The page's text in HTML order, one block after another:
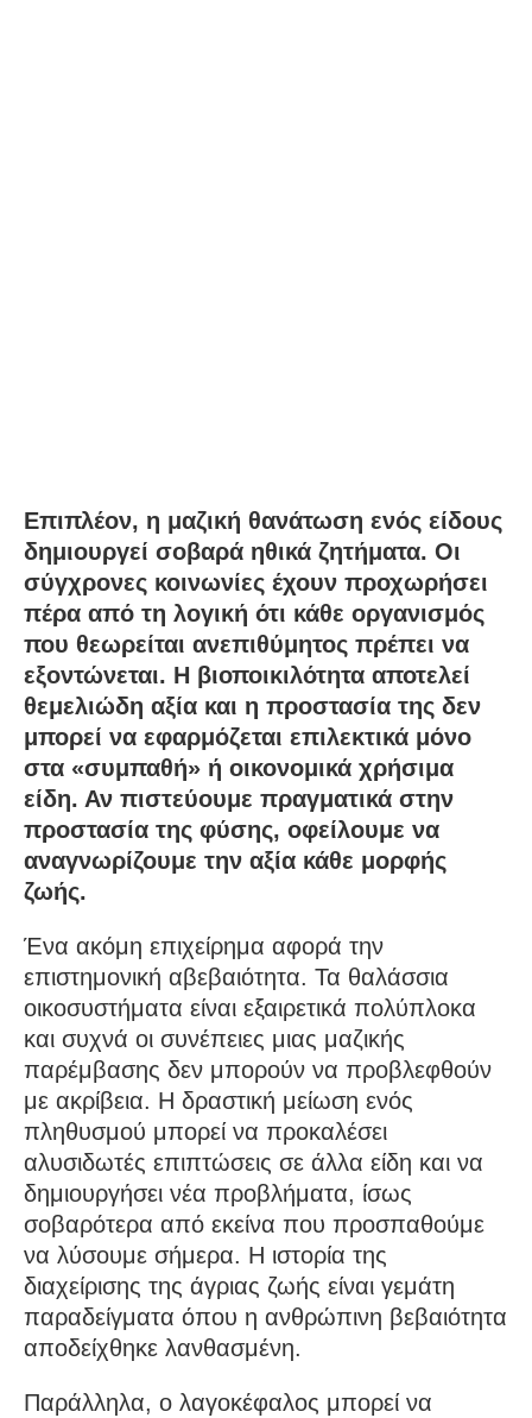
Επιπλέον, η μαζική θανάτωση ενός είδους
δημιουργεί σοβαρά ηθικά ζητήματα. Οι
σύγχρονες κοινωνίες έχουν προχωρήσει
πέρα από τη λογική ότι κάθε οργανισμός
που θεωρείται ανεπιθύμητος πρέπει να
εξοντώνεται. Η βιοποικιλότητα αποτελεί
θεμελιώδη αξία και η προστασία της δεν
μπορεί να εφαρμόζεται επιλεκτικά μόνο
στα «συμπαθή» ή οικονομικά χρήσιμα
είδη. Αν πιστεύουμε πραγματικά στην
προστασία της φύσης, οφείλουμε να
αναγνωρίζουμε την αξία κάθε μορφής
ζωής.
Ένα ακόμη επιχείρημα αφορά την
επιστημονική αβεβαιότητα. Τα θαλάσσια
οικοσυστήματα είναι εξαιρετικά πολύπλοκα
και συχνά οι συνέπειες μιας μαζικής
παρέμβασης δεν μπορούν να προβλεφθούν
με ακρίβεια. Η δραστική μείωση ενός
πληθυσμού μπορεί να προκαλέσει
αλυσιδωτές επιπτώσεις σε άλλα είδη και να
δημιουργήσει νέα προβλήματα, ίσως
σοβαρότερα από εκείνα που προσπαθούμε
να λύσουμε σήμερα. Η ιστορία της
διαχείρισης της άγριας ζωής είναι γεμάτη
παραδείγματα όπου η ανθρώπινη βεβαιότητα
αποδείχθηκε λανθασμένη.
Παράλληλα, ο λαγοκέφαλος μπορεί να